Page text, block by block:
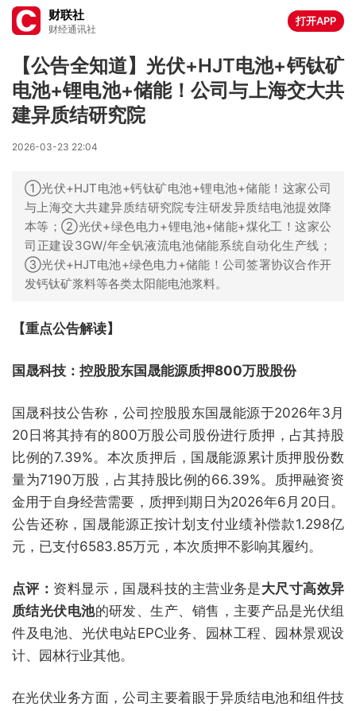
财联社
财经通讯社
打开APP
【公告全知道】光伏+HJT电池+钙钛矿
电池+锂电池+储能！公司与上海交大共
建异质结研究院
2026-03-23 22:04
①光伏+HJT电池+钙钛矿电池+锂电池+储能！这家公司
与上海交大共建异质结研究院专注研发异质结电池提效降
本等；②光伏+绿色电力+锂电池+储能+煤化工！这家公
司正建设3GW/年全钒液流电池储能系统自动化生产线；
③光伏+HJT电池+绿色电力+储能！公司签署协议合作开
发钙钛矿浆料等各类太阳能电池浆料。
【重点公告解读】
国晟科技：控股股东国晟能源质押800万股股份
国晟科技公告称，公司控股股东国晟能源于2026年3月
20日将其持有的800万股公司股份进行质押，占其持股
比例的7.39%。本次质押后，国晟能源累计质押股份数
量为7190万股，占其持股比例的66.39%。质押融资资
金用于自身经营需要，质押到期日为2026年6月20日。
公告还称，国晟能源正按计划支付业绩补偿款1.298亿
元，已支付6583.85万元，本次质押不影响其履约。
点评： 资料显示，国晟科技的主营业务是大尺寸高效异
质结光伏电池的研发、生产、销售，主要产品是光伏组
件及电池、光伏电站EPC业务、园林工程、园林景观设
计、园林行业其他。
在光伏业务方面，公司主要着眼于异质结电池和组件技